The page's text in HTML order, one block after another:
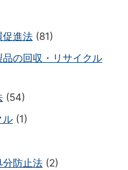
促進法 (81)
の回収・リサイクル
(54)
ル (1)
分防止法 (2)